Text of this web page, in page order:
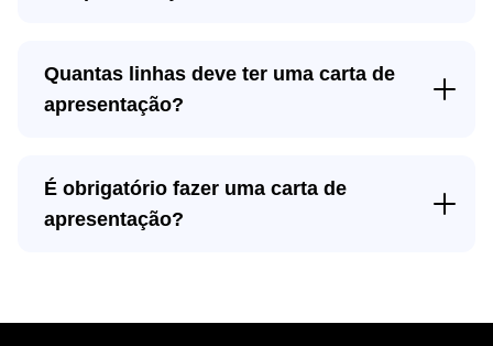
Quantas linhas deve ter uma carta de
apresentação?
É obrigatório fazer uma carta de
apresentação?